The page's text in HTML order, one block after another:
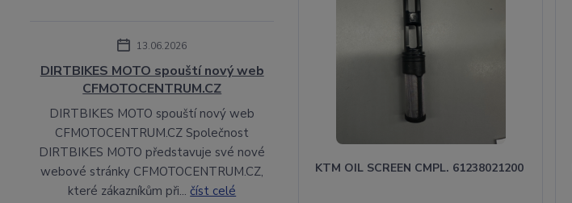
KTM OIL SCREEN CMPL. 61238021200
13.06.2026
DIRTBIKES MOTO spouští nový web
CFMOTOCENTRUM.CZ
DIRTBIKES MOTO spouští nový web
CFMOTOCENTRUM.CZ Společnost
DIRTBIKES MOTO představuje své nové
webové stránky CFMOTOCENTRUM.CZ,
které zákazníkům při...číst celé